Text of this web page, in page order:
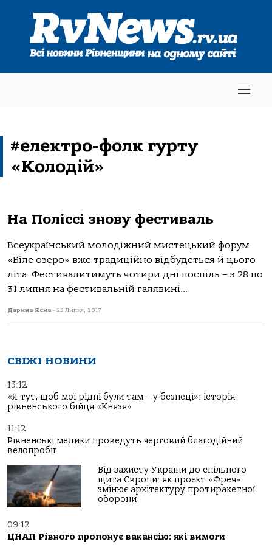
#електро-фолк гурту
«Колодій»
На Поліссі знову фестиваль
Всеукраїнський молодіжний мистецький форум
«Біле озеро» вже традиційно відбудеться й цього
літа. Фестивалитимуть чотири дні поспіль – з 28 по
31 липня на фестивальній галявині...
Дарина Ясна - 25 Липня, 2017
СВІЖІ НОВИНИ
13:12
«Я тут, щоб мої рідні були там – у безпеці»: історія
рівненського бійця «Князя»
11:12
Рівненські медики проведуть черговий благодійний
велопробіг
Від захисту України до спільного
щита Європи: як проєкт «Фрея»
змінює архітектуру протиракетної
оборони
09:12
ЦНАП Рівного пропонує вакансію: які вимоги